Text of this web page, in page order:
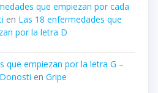
que empiezan por cada
en Las 18 enfermedades que
por la letra D
que empiezan por la letra G –
en Gripe